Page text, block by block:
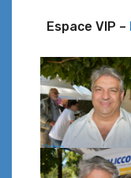
Espace VIP –